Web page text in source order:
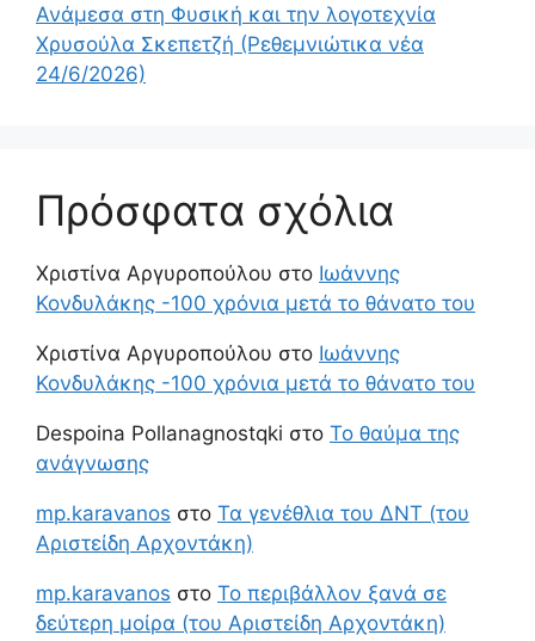
Ανάμεσα στη Φυσική και την λογοτεχνία
Χρυσούλα Σκεπετζή (Ρεθεμνιώτικα νέα
24/6/2026)
Πρόσφατα σχόλια
Χριστίνα Αργυροπούλου στο Ιωάννης
Κονδυλάκης -100 χρόνια μετά το θάνατο του
Χριστίνα Αργυροπούλου στο Ιωάννης
Κονδυλάκης -100 χρόνια μετά το θάνατο του
Despoina Pollanagnostqki στο Το θαύμα της
ανάγνωσης
mp.karavanos στο Τα γενέθλια του ΔΝΤ (του
Αριστείδη Αρχοντάκη)
mp.karavanos στο Το περιβάλλον ξανά σε
δεύτερη μοίρα (του Αριστείδη Αρχοντάκη)